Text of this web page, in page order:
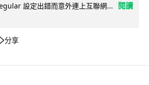
設定出錯而意外連上互聯網...
閱讀
分享